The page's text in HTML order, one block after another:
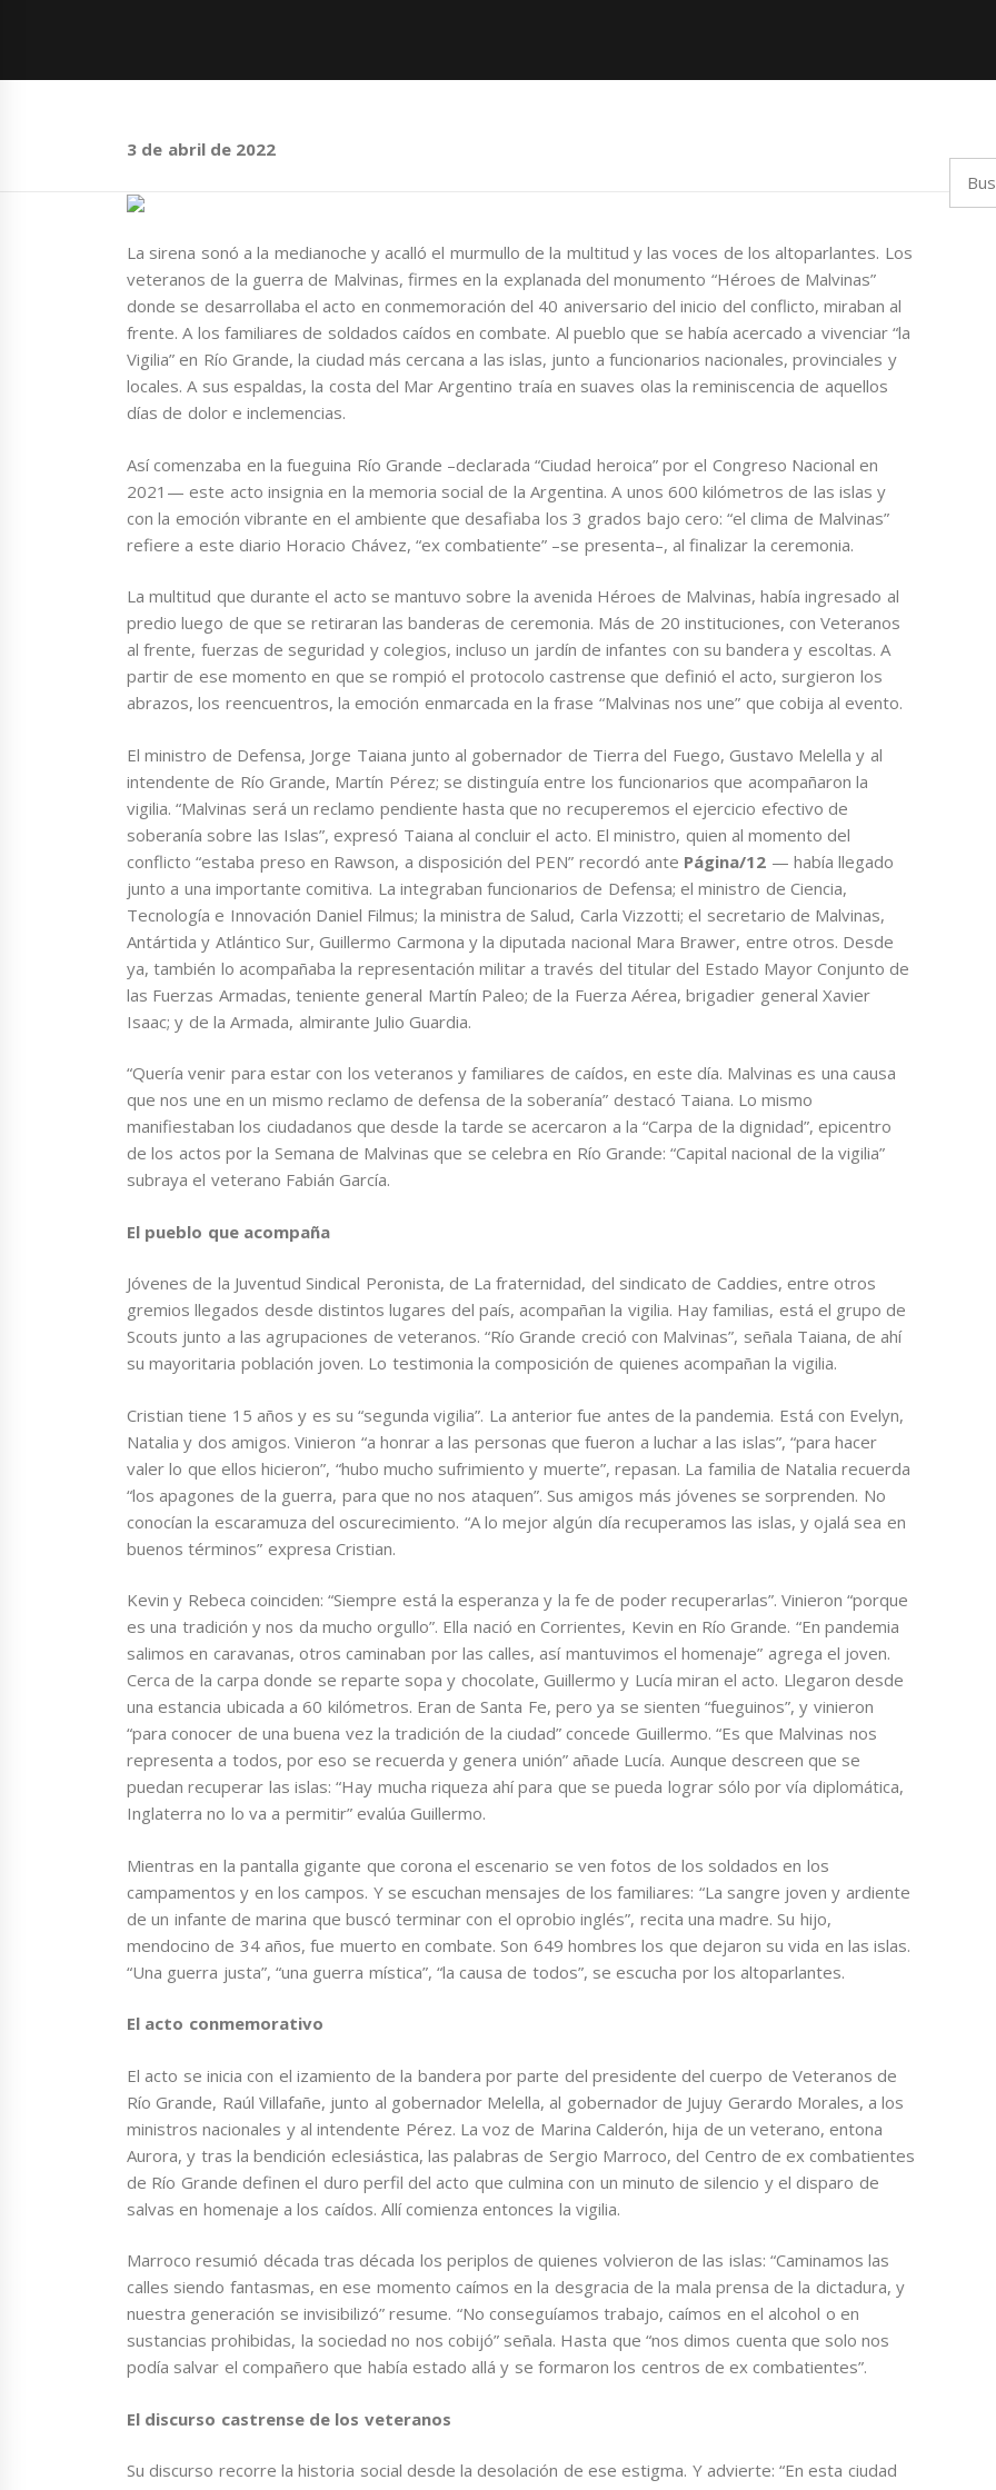
3 de abril de 2022
La sirena sonó a la medianoche y acalló el murmullo de la multitud y las voces de los altoparlantes. Los
veteranos de la guerra de Malvinas, firmes en la explanada del monumento “Héroes de Malvinas”
donde se desarrollaba el acto en conmemoración del 40 aniversario del inicio del conflicto, miraban al
frente. A los familiares de soldados caídos en combate. Al pueblo que se había acercado a vivenciar “la
Vigilia” en Río Grande, la ciudad más cercana a las islas, junto a funcionarios nacionales, provinciales y
locales. A sus espaldas, la costa del Mar Argentino traía en suaves olas la reminiscencia de aquellos
días de dolor e inclemencias.
Así comenzaba en la fueguina Río Grande –declarada “Ciudad heroica” por el Congreso Nacional en
2021— este acto insignia en la memoria social de la Argentina. A unos 600 kilómetros de las islas y
con la emoción vibrante en el ambiente que desafiaba los 3 grados bajo cero: “el clima de Malvinas”
refiere a este diario Horacio Chávez, “ex combatiente” –se presenta–, al finalizar la ceremonia.
La multitud que durante el acto se mantuvo sobre la avenida Héroes de Malvinas, había ingresado al
predio luego de que se retiraran las banderas de ceremonia. Más de 20 instituciones, con Veteranos
al frente, fuerzas de seguridad y colegios, incluso un jardín de infantes con su bandera y escoltas. A
partir de ese momento en que se rompió el protocolo castrense que definió el acto, surgieron los
abrazos, los reencuentros, la emoción enmarcada en la frase “Malvinas nos une” que cobija al evento.
El ministro de Defensa, Jorge Taiana junto al gobernador de Tierra del Fuego, Gustavo Melella y al
intendente de Río Grande, Martín Pérez; se distinguía entre los funcionarios que acompañaron la
vigilia. “Malvinas será un reclamo pendiente hasta que no recuperemos el ejercicio efectivo de
soberanía sobre las Islas”, expresó Taiana al concluir el acto. El ministro, quien al momento del
conflicto “estaba preso en Rawson, a disposición del PEN” recordó ante Página/12 — había llegado
junto a una importante comitiva. La integraban funcionarios de Defensa; el ministro de Ciencia,
Tecnología e Innovación Daniel Filmus; la ministra de Salud, Carla Vizzotti; el secretario de Malvinas,
Antártida y Atlántico Sur, Guillermo Carmona y la diputada nacional Mara Brawer, entre otros. Desde
ya, también lo acompañaba la representación militar a través del titular del Estado Mayor Conjunto de
las Fuerzas Armadas, teniente general Martín Paleo; de la Fuerza Aérea, brigadier general Xavier
Isaac; y de la Armada, almirante Julio Guardia.
“Quería venir para estar con los veteranos y familiares de caídos, en este día. Malvinas es una causa
que nos une en un mismo reclamo de defensa de la soberanía” destacó Taiana. Lo mismo
manifiestaban los ciudadanos que desde la tarde se acercaron a la “Carpa de la dignidad”, epicentro
de los actos por la Semana de Malvinas que se celebra en Río Grande: “Capital nacional de la vigilia”
subraya el veterano Fabián García.
El pueblo que acompaña
Jóvenes de la Juventud Sindical Peronista, de La fraternidad, del sindicato de Caddies, entre otros
gremios llegados desde distintos lugares del país, acompañan la vigilia. Hay familias, está el grupo de
Scouts junto a las agrupaciones de veteranos. “Río Grande creció con Malvinas”, señala Taiana, de ahí
su mayoritaria población joven. Lo testimonia la composición de quienes acompañan la vigilia.
Cristian tiene 15 años y es su “segunda vigilia”. La anterior fue antes de la pandemia. Está con Evelyn,
Natalia y dos amigos. Vinieron “a honrar a las personas que fueron a luchar a las islas”, “para hacer
valer lo que ellos hicieron”, “hubo mucho sufrimiento y muerte”, repasan. La familia de Natalia recuerda
“los apagones de la guerra, para que no nos ataquen”. Sus amigos más jóvenes se sorprenden. No
conocían la escaramuza del oscurecimiento. “A lo mejor algún día recuperamos las islas, y ojalá sea en
buenos términos” expresa Cristian.
Kevin y Rebeca coinciden: “Siempre está la esperanza y la fe de poder recuperarlas”. Vinieron “porque
es una tradición y nos da mucho orgullo”. Ella nació en Corrientes, Kevin en Río Grande. “En pandemia
salimos en caravanas, otros caminaban por las calles, así mantuvimos el homenaje” agrega el joven.
Cerca de la carpa donde se reparte sopa y chocolate, Guillermo y Lucía miran el acto. Llegaron desde
una estancia ubicada a 60 kilómetros. Eran de Santa Fe, pero ya se sienten “fueguinos”, y vinieron
“para conocer de una buena vez la tradición de la ciudad” concede Guillermo. “Es que Malvinas nos
representa a todos, por eso se recuerda y genera unión” añade Lucía. Aunque descreen que se
puedan recuperar las islas: “Hay mucha riqueza ahí para que se pueda lograr sólo por vía diplomática,
Inglaterra no lo va a permitir” evalúa Guillermo.
Mientras en la pantalla gigante que corona el escenario se ven fotos de los soldados en los
campamentos y en los campos. Y se escuchan mensajes de los familiares: “La sangre joven y ardiente
de un infante de marina que buscó terminar con el oprobio inglés”, recita una madre. Su hijo,
mendocino de 34 años, fue muerto en combate. Son 649 hombres los que dejaron su vida en las islas.
“Una guerra justa”, “una guerra mística”, “la causa de todos”, se escucha por los altoparlantes.
El acto conmemorativo
El acto se inicia con el izamiento de la bandera por parte del presidente del cuerpo de Veteranos de
Río Grande, Raúl Villafañe, junto al gobernador Melella, al gobernador de Jujuy Gerardo Morales, a los
ministros nacionales y al intendente Pérez. La voz de Marina Calderón, hija de un veterano, entona
Aurora, y tras la bendición eclesiástica, las palabras de Sergio Marroco, del Centro de ex combatientes
de Río Grande definen el duro perfil del acto que culmina con un minuto de silencio y el disparo de
salvas en homenaje a los caídos. Allí comienza entonces la vigilia.
Marroco resumió década tras década los periplos de quienes volvieron de las islas: “Caminamos las
calles siendo fantasmas, en ese momento caímos en la desgracia de la mala prensa de la dictadura, y
nuestra generación se invisibilizó” resume. “No conseguíamos trabajo, caímos en el alcohol o en
sustancias prohibidas, la sociedad no nos cobijó” señala. Hasta que “nos dimos cuenta que solo nos
podía salvar el compañero que había estado allá y se formaron los centros de ex combatientes”.
El discurso castrense de los veteranos
Su discurso recorre la historia social desde la desolación de ese estigma. Y advierte: “En esta ciudad